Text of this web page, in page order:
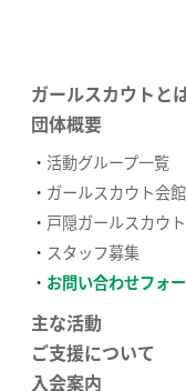
ガールスカウトと
団体概要
活動グループ一覧
ガールスカウト会館
戸隠ガールスカウ
スタッフ募集
お問い合わせフォ
主な活動
ご支援について
入会案内